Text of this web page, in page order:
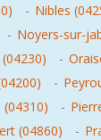
- Nibles
- Noyers-sur-
-
-
(04310) -
(04860) -